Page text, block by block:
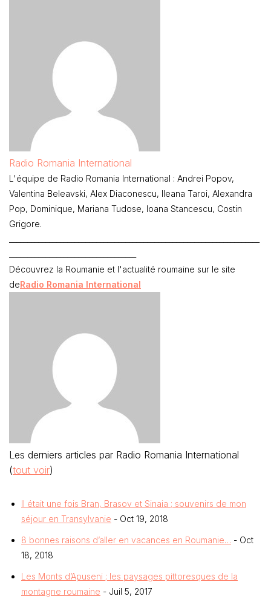
Radio Romania International
L'équipe de Radio Romania International : Andrei Popov,
Valentina Beleavski, Alex Diaconescu, Ileana Taroi, Alexandra
Pop, Dominique, Mariana Tudose, Ioana Stancescu, Costin
Grigore.
Découvrez la Roumanie et l'actualité roumaine sur le site
deRadio Romania International
Les derniers articles par Radio Romania International
(tout voir)
Il était une fois Bran, Brasov et Sinaia ; souvenirs de mon
séjour en Transylvanie - Oct 19, 2018
8 bonnes raisons d’aller en vacances en Roumanie… - Oct
18, 2018
Les Monts d’Apuseni ; les paysages pittoresques de la
montagne roumaine - Juil 5, 2017